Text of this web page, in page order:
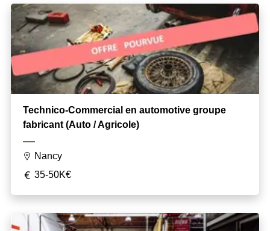
Technico-Commercial en automotive groupe
fabricant (Auto / Agricole)
Nancy
35-50K€